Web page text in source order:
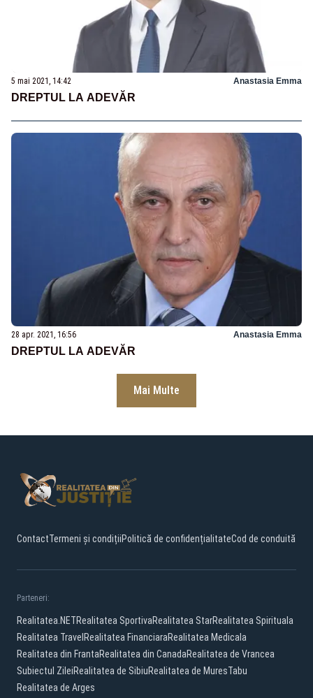
5 mai 2021, 14:42 Anastasia Emma
DREPTUL LA ADEVĂR
28 apr. 2021, 16:56 Anastasia Emma
DREPTUL LA ADEVĂR
Mai Multe
ContactTermeni și condițiiPolitică de confidențialitateCod de conduită
Parteneri:
Realitatea.NETRealitatea SportivaRealitatea StarRealitatea Spirituala
Realitatea Travel Realitatea FinanciaraRealitatea Medicala
Realitatea din FrantaRealitatea din CanadaRealitatea de Vrancea
Subiectul ZileiRealitatea de SibiuRealitatea de MuresTabu
Realitatea de Arges